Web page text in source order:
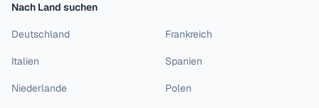
Nach Land suchen
Deutschland Frankreich
Italien Spanien
Niederlande Polen